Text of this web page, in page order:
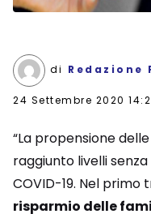
di Redazione
24 Settembre 2020
“La propensione
raggiunto livelli
COVID-19. Nel primo
risparmio delle